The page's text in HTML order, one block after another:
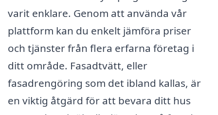
varit enklare. Genom att använda vår
plattform kan du enkelt jämföra priser
och tjänster från flera erfarna företag i
ditt område. Fasadtvätt, eller
fasadrengöring som det ibland kallas, är
en viktig åtgärd för att bevara ditt hus